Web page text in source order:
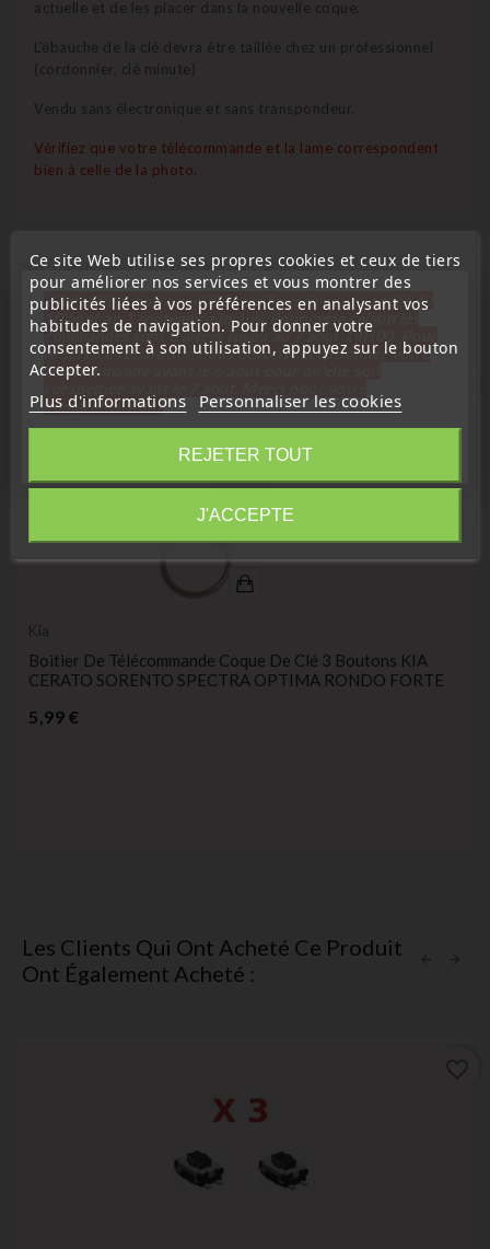
actuelle et de les placer dans la nouvelle coque.
L'ébauche de la clé devra être taillée chez un professionnel
(cordonnier, clé minute)
Vendu sans électronique et sans transpondeur.
Vérifiez que votre télécommande et la lame correspondent
bien à celle de la photo.
9 D'autres Produits De La Même
Catégorie :
Kia
Boitier De Télécommande Coque De Clé 3 Boutons KIA
CERATO SORENTO SPECTRA OPTIMA RONDO FORTE
5,99 €
Les Clients Qui Ont Acheté Ce Produit
Ont Également Acheté :
Ce site Web utilise ses propres cookies et ceux de tiers
pour améliorer nos services et vous montrer des
publicités liées à vos préférences en analysant vos
habitudes de navigation. Pour donner votre
consentement à son utilisation, appuyez sur le bouton
Accepter.
Plus d'informations Personnaliser les cookies
REJETER TOUT
J'ACCEPTE
« Attention, notre société sera fermée pour congés du
10 aout au 1 septembre inclus. Pour cette raison les
commandes sont traitées jusqu'au 7 aout 14H00. Pour
le service réparation nous devons réceptionner votre
télécommande avant le 6 aout pour qu'elle soit
compréhension»
Fermer
Information